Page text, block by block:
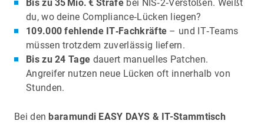
Bis zu 35 Mio. € Strafe bei NIS‑2‑Verstößen. Weißt
du, wo deine Compliance‑Lücken liegen?
109.000 fehlende IT‑Fachkräfte – und IT‑Teams
müssen trotzdem zuverlässig liefern.
Bis zu 24 Tage dauert manuelles Patchen.
Angreifer nutzen neue Lücken oft innerhalb von
Stunden.
Bei den baramundi EASY DAYS & IT-Stammtisch